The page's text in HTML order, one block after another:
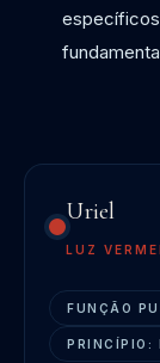
específicos
Uriel
LUZ
FUNÇÃO
PRINCÍPIO: